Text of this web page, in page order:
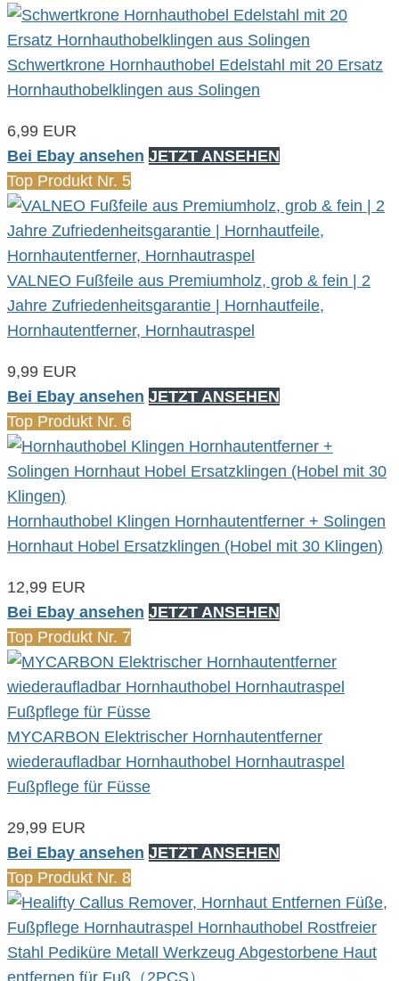
Schwertkrone Hornhauthobel Edelstahl mit 20 Ersatz
Hornhauthobelklingen aus Solingen
6,99 EUR
Bei Ebay ansehen JETZT ANSEHEN
Top Produkt Nr. 5
VALNEO Fußfeile aus Premiumholz, grob & fein | 2
Jahre Zufriedenheitsgarantie | Hornhautfeile,
Hornhautentferner, Hornhautraspel
9,99 EUR
Bei Ebay ansehen JETZT ANSEHEN
Top Produkt Nr. 6
Hornhauthobel Klingen Hornhautentferner + Solingen
Hornhaut Hobel Ersatzklingen (Hobel mit 30 Klingen)
12,99 EUR
Bei Ebay ansehen JETZT ANSEHEN
Top Produkt Nr. 7
MYCARBON Elektrischer Hornhautentferner
wiederaufladbar Hornhauthobel Hornhautraspel
Fußpflege für Füsse
29,99 EUR
Bei Ebay ansehen JETZT ANSEHEN
Top Produkt Nr. 8